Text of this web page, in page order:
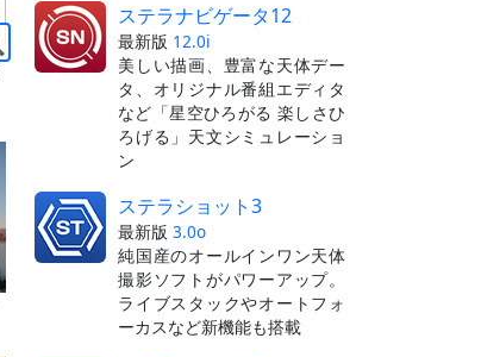
ステラナビゲータ12
最新版 12.0i
美しい描画、豊富な天体デー
タ、オリジナル番組エディタ
など「星空ひろがる 楽しさひ
ろげる」天文シミュレーショ
ン
ステラショット3
最新版 3.0o
純国産のオールインワン天体
撮影ソフトがパワーアップ。
ライブスタックやオートフォ
ーカスなど新機能も搭載